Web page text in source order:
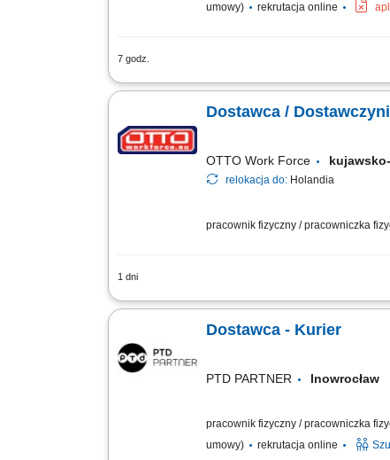
umowy)
rekrutacja online
7 godz.
odbiór i dostarczanie posiłków,
Dostawca /
OTTO Work Force
relokacja do: Holandia
pracownik fizyczny / pracowniczka
1 dni
Otrzymujesz całkowite
Dostawca - Kurier
PTD PARTNER Inowrocław
pracownik fizyczny / pracowniczka
umowy)
rekrutacja online